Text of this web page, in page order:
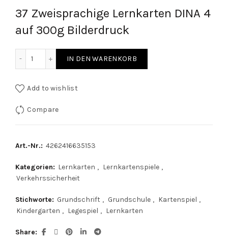
37 Zweisprachige Lernkarten DINA 4
auf 300g Bilderdruck
IN DEN WARENKORB
Add to wishlist
Compare
Art.-Nr.: 4262416635153
Kategorien: Lernkarten , Lernkartenspiele ,
Verkehrssicherheit
Stichworte: Grundschrift , Grundschule , Kartenspiel ,
Kindergarten , Legespiel , Lernkarten
Share